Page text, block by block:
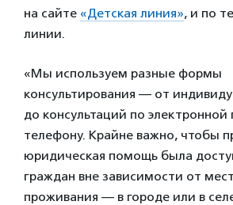
на сайте «Детская линия», и по
линии.
«Мы используем разные формы
консультирования — от
до консультаций по электронной
телефону. Крайне важно, чтобы
юридическая помощь была
граждан вне зависимости от
проживания — в городе или в